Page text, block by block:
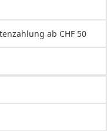
ab CHF 50